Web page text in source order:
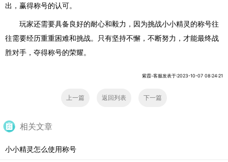
出，赢得称号的认可。
玩家还需要具备良好的耐心和毅力，因为挑战小小精灵的称号往
往需要经历重重困难和挑战。只有坚持不懈，不断努力，才能最终战
胜对手，夺得称号的荣耀。
紫霞-客服发表于:2023-10-07 08:24:21
上一篇 返回列表 下一篇
相关文章
小小精灵怎么使用称号